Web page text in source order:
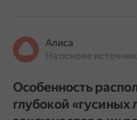
Алиса
Особенность
глубокой «гусиных